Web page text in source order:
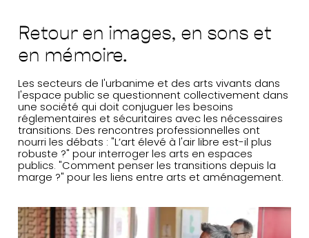
Retour en images, en sons et
en mémoire.
Les secteurs de l'urbanime et des arts vivants dans
l'espace public se questionnent collectivement dans
une société qui doit conjuguer les besoins
réglementaires et sécuritaires avec les nécessaires
transitions. Des rencontres professionnelles ont
nourri les débats : "L’art élevé à l'air libre est-il plus
robuste ?" pour interroger les arts en espaces
publics. "Comment penser les transitions depuis la
marge ?" pour les liens entre arts et aménagement.